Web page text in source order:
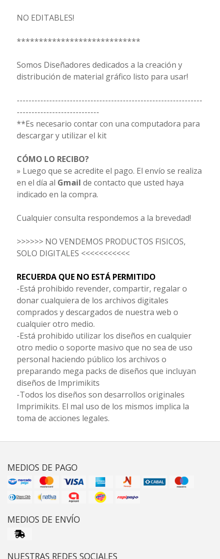
NO EDITABLES!
****************************
Somos Diseñadores dedicados a la creación y
distribución de material gráfico listo para usar!
---------------------------------------------------------------
----------------------------
**Es necesario contar con una computadora para
descargar y utilizar el kit
CÓMO LO RECIBO?
» Luego que se acredite el pago. El envío se realiza
en el día al Gmail de contacto que usted haya
indicado en la compra.
Cualquier consulta respondemos a la brevedad!
>>>>>> NO VENDEMOS PRODUCTOS FISICOS,
SOLO DIGITALES <<<<<<<<<<<
RECUERDA QUE NO ESTÁ PERMITIDO
-Está prohibido revender, compartir, regalar o
donar cualquiera de los archivos digitales
comprados y descargados de nuestra web o
cualquier otro medio.
-Está prohibido utilizar los diseños en cualquier
otro medio o soporte masivo que no sea de uso
personal haciendo público los archivos o
preparando mega packs de diseños que incluyan
diseños de Imprimikits
-Todos los diseños son desarrollos originales
Imprimikits. El mal uso de los mismos implica la
toma de acciones legales.
MEDIOS DE PAGO
MEDIOS DE ENVÍO
NUESTRAS REDES SOCIALES